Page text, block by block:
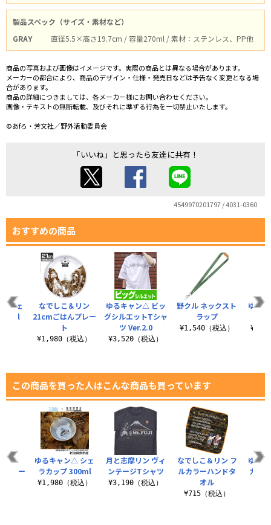
製品スペック（サイズ・素材など）
GRAY
直径5.5×高さ19.7cm / 容量270ml / 素材：ステンレス、PP他
商品の写真および画像はイメージです。実際の商品とは異なる場合があります。
メーカーの都合により、商品のデザイン・仕様・発売日などは予告なく変更となる場
合があります。
商品の詳細につきましては、各メーカー様にお問い合わせください。
画像・テキストの無断転載、及びそれに準ずる行為を一切禁止いたします。
©あfろ・芳文社／野外活動委員会
「いいね」と思ったら友達に共有！
4549970201797 / 4031-0360
おすすめの商品
ゆるキャン△ ビッ
グシルエットTシャ
ツ Ver.2.0
¥3,520（税込）
野クル ネックスト
ラップ
¥1,540（税込）
ゆる
シェ
なでしこ＆リン
21cmごはんプレー
ト
¥1,980（税込）
この商品を買った人はこんな商品も買っています
月と志摩リン ヴィ
ンテージTシャツ
¥3,190（税込）
なでしこ＆リン フ
ルカラーハンドタ
オル
¥715（税込）
ゆる
カラ
リン
プレー
ゆるキャン△ シェ
ラカップ 300ml
¥1,980（税込）